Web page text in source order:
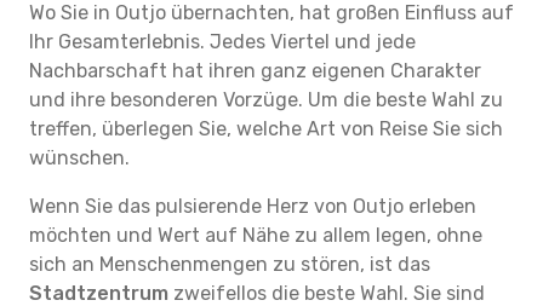
Wo Sie in Outjo übernachten, hat großen Einfluss auf
Ihr Gesamterlebnis. Jedes Viertel und jede
Nachbarschaft hat ihren ganz eigenen Charakter
und ihre besonderen Vorzüge. Um die beste Wahl zu
treffen, überlegen Sie, welche Art von Reise Sie sich
wünschen.
Wenn Sie das pulsierende Herz von Outjo erleben
möchten und Wert auf Nähe zu allem legen, ohne
sich an Menschenmengen zu stören, ist das
Stadtzentrum zweifellos die beste Wahl. Sie sind